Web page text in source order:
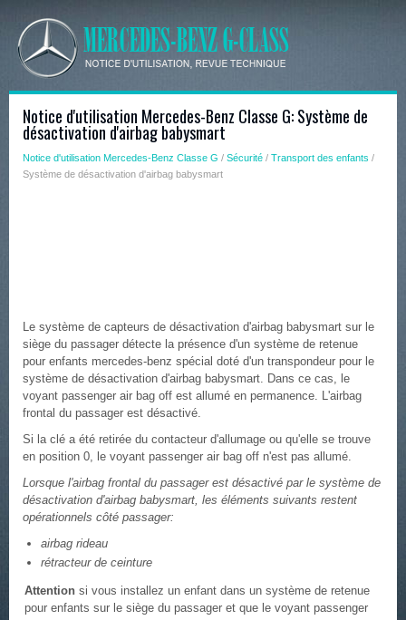
Notice d'utilisation Mercedes-Benz Classe G: Système de
désactivation d'airbag babysmart
Notice d'utilisation Mercedes-Benz Classe G / Sécurité / Transport des enfants /
Système de désactivation d'airbag babysmart
Le système de capteurs de désactivation d'airbag babysmart sur le
siège du passager détecte la présence d'un système de retenue
pour enfants mercedes-benz spécial doté d'un transpondeur pour le
système de désactivation d'airbag babysmart. Dans ce cas, le
voyant passenger air bag off est allumé en permanence. L'airbag
frontal du passager est désactivé.
Si la clé a été retirée du contacteur d'allumage ou qu'elle se trouve
en position 0, le voyant passenger air bag off n'est pas allumé.
Lorsque l'airbag frontal du passager est désactivé par le système de
désactivation d'airbag babysmart, les éléments suivants restent
opérationnels côté passager:
airbag rideau
rétracteur de ceinture
Attention si vous installez un enfant dans un système de retenue
pour enfants sur le siège du passager et que le voyant passenger